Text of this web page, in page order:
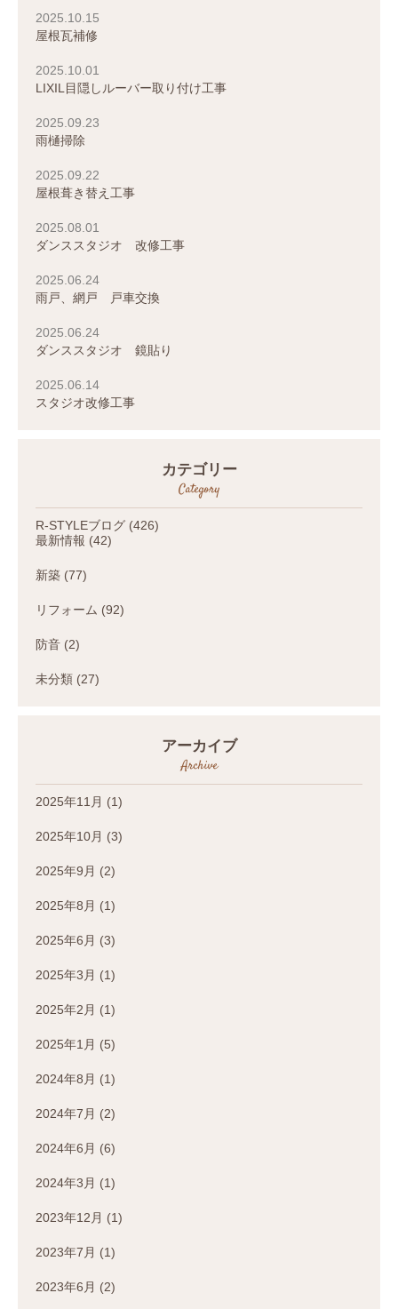
2025.10.15
屋根瓦補修
2025.10.01
LIXIL目隠しルーバー取り付け工事
2025.09.23
雨樋掃除
2025.09.22
屋根葺き替え工事
2025.08.01
ダンススタジオ 改修工事
2025.06.24
雨戸、網戸 戸車交換
2025.06.24
ダンススタジオ 鏡貼り
2025.06.14
スタジオ改修工事
カテゴリー
Category
R-STYLEブログ (426)
最新情報 (42)
新築 (77)
リフォーム (92)
防音 (2)
未分類 (27)
アーカイブ
Archive
2025年11月 (1)
2025年10月 (3)
2025年9月 (2)
2025年8月 (1)
2025年6月 (3)
2025年3月 (1)
2025年2月 (1)
2025年1月 (5)
2024年8月 (1)
2024年7月 (2)
2024年6月 (6)
2024年3月 (1)
2023年12月 (1)
2023年7月 (1)
2023年6月 (2)